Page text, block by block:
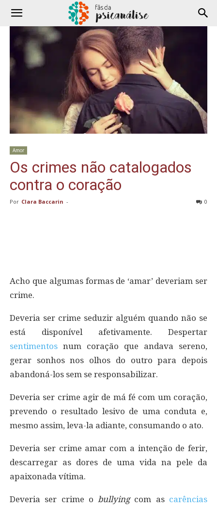
Amor
Os crimes não catalogados
contra o coração
Por Clara Baccarin - 0
Acho que algumas formas de ‘amar’ deveriam ser
crime.
Deveria ser crime seduzir alguém quando não se
está disponível afetivamente. Despertar
sentimentos num coração que andava sereno,
gerar sonhos nos olhos do outro para depois
abandoná-los sem se responsabilizar.
Deveria ser crime agir de má fé com um coração,
prevendo o resultado lesivo de uma conduta e,
mesmo assim, leva-la adiante, consumando o ato.
Deveria ser crime amar com a intenção de ferir,
descarregar as dores de uma vida na pele da
apaixonada vítima.
Deveria ser crime obullyingcom as carências